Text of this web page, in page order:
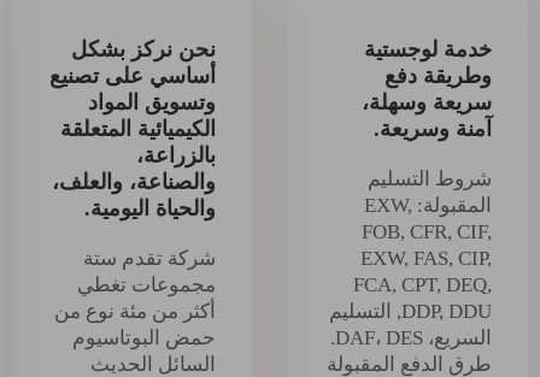
خدمة لوجستية
وطريقة دفع
سريعة وسهلة،
آمنة وسريعة.
شروط التسليم
المقبولة: EXW,
FOB, CFR, CIF,
EXW, FAS, CIP,
FCA, CPT, DEQ,
DDP, DDU, التسليم
السريع، DAF، DES.
طرق الدفع المقبولة
نحن نركز بشكل
أساسي على تصنيع
وتسويق المواد
الكيميائية المتعلقة
بالزراعة،
والصناعة، والعلف،
والحياة اليومية.
شركة تقدم ستة
مجموعات تغطي
أكثر من مئة نوع من
حمض البوتاسيوم
السائل الحديث